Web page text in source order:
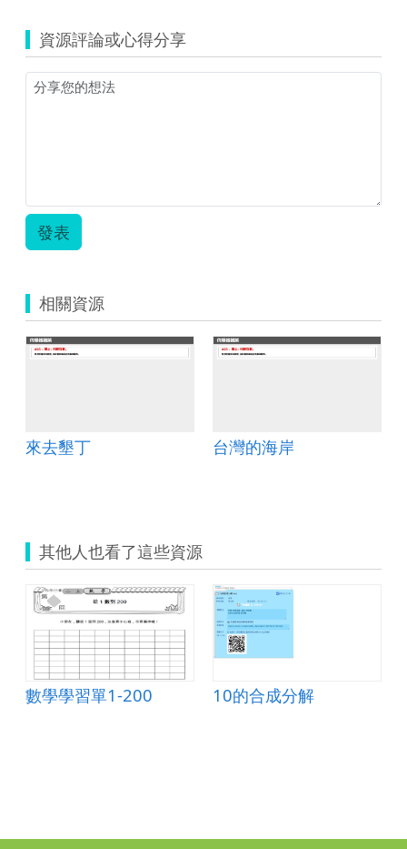
習
單
資源評論或心得分享
發表
相關資源
來去墾丁 台灣的海岸
其他人也看了這些資源
數學學習單1-200 10的合成分解